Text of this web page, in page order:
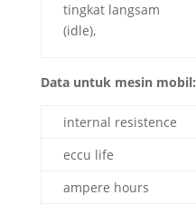
tingkat langsam
(idle),
Data untuk mesin mobil:
internal resistence
eccu life
ampere hours